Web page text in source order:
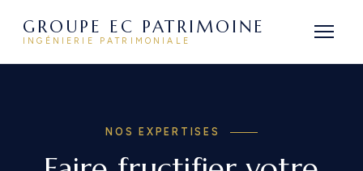
GROUPE EC PATRIMOINE
INGÉNIERIE PATRIMONIALE
NOS EXPERTISES